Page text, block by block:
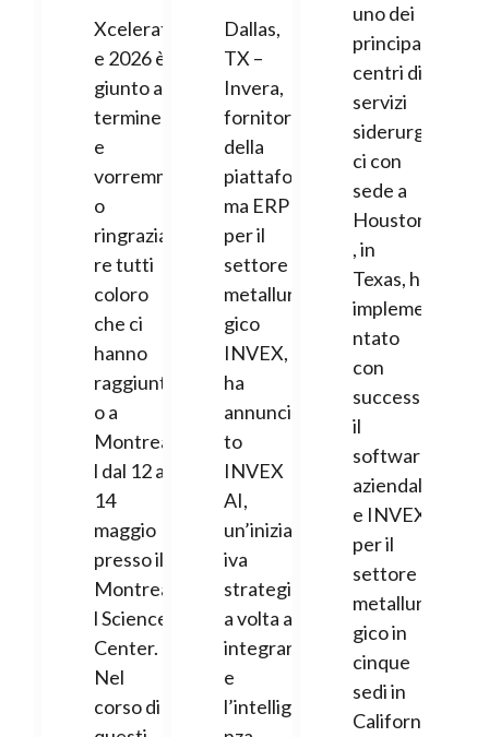
Xcelerat
e 2026 è
giunto al
termine
e
vorremm
o
ringrazia
re tutti
coloro
che ci
hanno
raggiunt
o a
Montrea
l dal 12 al
14
maggio
presso il
Montrea
l Science
Center.
Nel
corso di
Dallas,
TX –
Invera,
fornitore
della
piattafor
ma ERP
per il
settore
metallur
gico
INVEX,
ha
annuncia
to
INVEX
AI,
un’iniziat
iva
strategic
a volta a
integrar
e
l’intellige
uno dei
principali
centri di
servizi
siderurgi
ci con
sede a
Houston
, in
Texas, ha
impleme
ntato
con
successo
il
software
aziendal
e INVEX
per il
settore
metallur
gico in
cinque
sedi in
Californi